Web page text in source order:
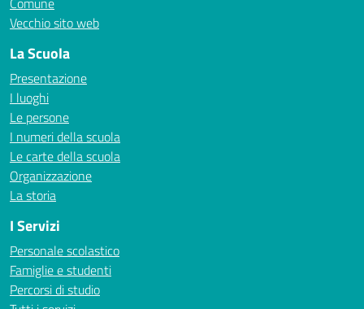
Vecchio sito web
La Scuola
Presentazione
I luoghi
Le persone
I numeri della scuola
Le carte della scuola
Organizzazione
La storia
I Servizi
Personale scolastico
Famiglie e studenti
Percorsi di studio